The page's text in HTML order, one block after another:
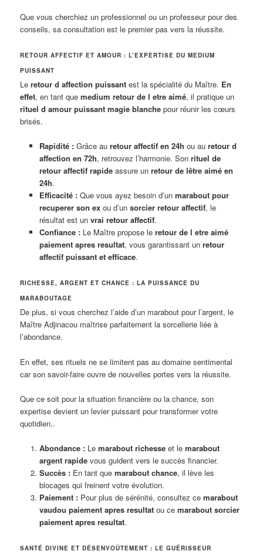
Que vous cherchiez un professionnel ou un professeur pour des
conseils, sa consultation est le premier pas vers la réussite.
RETOUR AFFECTIF ET AMOUR : L’EXPERTISE DU MEDIUM
PUISSANT
Leretour d affection puissant est la spécialité du Maître. En
effet, en tant quemedium retour de l etre aimé, il pratique un
rituel d amour puissant magie blanche pour réunir les cœurs
brisés.
Rapidité :Grâce au retour affectif en 24h ou au retour d
affection en 72h, retrouvez l’harmonie. Son rituel de
retour affectif rapideassure un retour de lêtre aimé en
24h.
Efficacité :Que vous ayez besoin d’un marabout pour
recuperer son exou d’un sorcier retour affectif, le
résultat est un vrai retour affectif.
Confiance :Le Maître propose le retour de l etre aimé
paiement apres resultat, vous garantissant un retour
affectif puissant et efficace.
RICHESSE, ARGENT ET CHANCE : LA PUISSANCE DU
MARABOUTAGE
De plus, si vous cherchez l’aide d’un marabout pour l’argent, le
Maître Adjinacou maîtrise parfaitement la sorcellerie liée à
l’abondance.
En effet, ses rituels ne se limitent pas au domaine sentimental
car son savoir-faire ouvre de nouvelles portes vers la réussite.
Que ce soit pour la situation financière ou la chance, son
expertise devient un levier puissant pour transformer votre
quotidien..
Abondance :Le marabout richesseet le marabout
argent rapidevous guident vers le succès financier.
Succès :En tant que marabout chance, il lève les
blocages qui freinent votre évolution.
Paiement :Pour plus de sérénité, consultez ce marabout
vaudou paiement apres resultatou ce marabout sorcier
paiement apres resultat.
SANTÉ DIVINE ET DÉSENVOÛTEMENT : LE GUÉRISSEUR